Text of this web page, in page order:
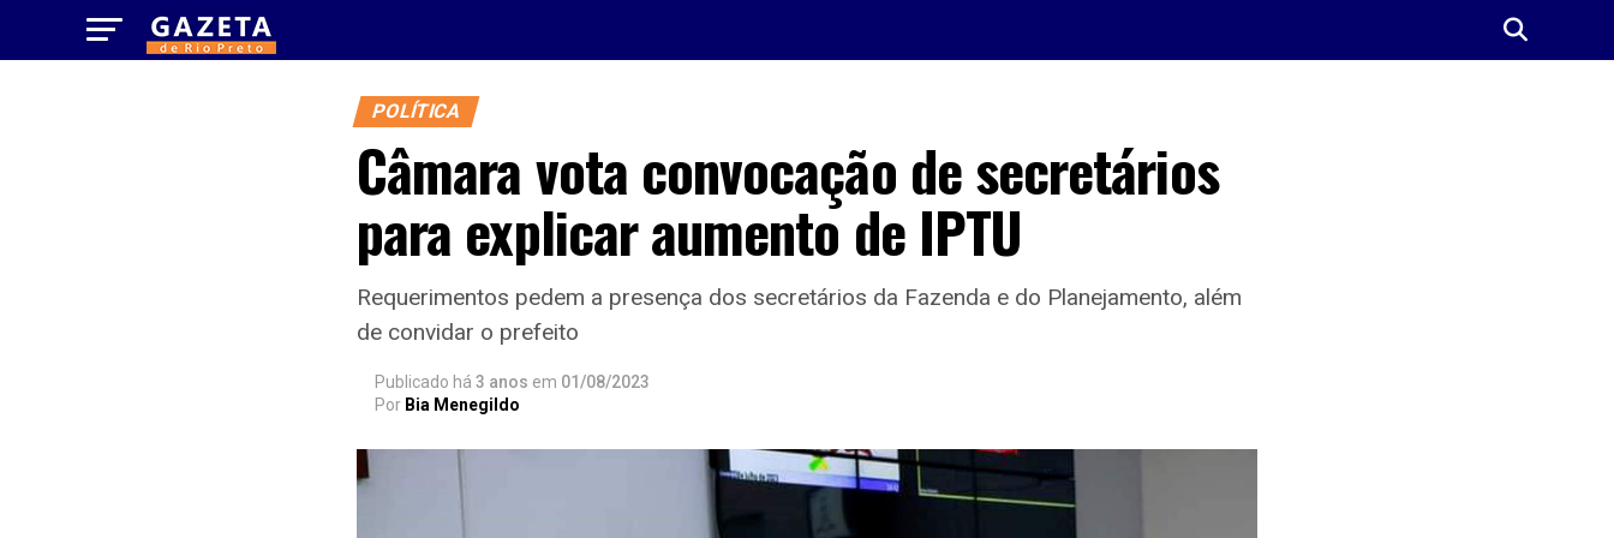
POLÍTICA
Câmara vota convocação de secretários
para explicar aumento de IPTU
Requerimentos pedem a presença dos secretários da Fazenda e do Planejamento, além
de convidar o prefeito
Publicado há 3 anos em 01/08/2023
Por Bia Menegildo